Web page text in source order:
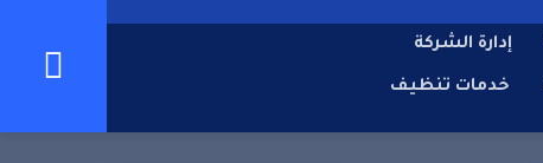
إدارة الشركة
خدمات تنظيف